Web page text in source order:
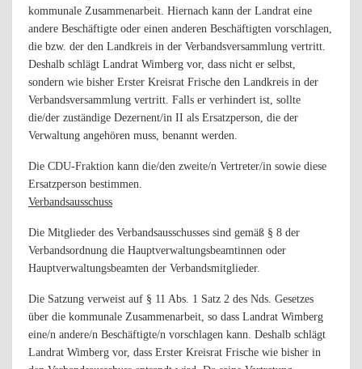
kommunale Zusammenarbeit. Hiernach kann der Landrat eine
andere Beschäftigte oder einen anderen Beschäftigten vorschlagen,
die bzw. der den Landkreis in der Verbandsversammlung vertritt.
Deshalb schlägt Landrat Wimberg vor, dass nicht er selbst,
sondern wie bisher Erster Kreisrat Frische den Landkreis in der
Verbandsversammlung vertritt. Falls er verhindert ist, sollte
die/der zuständige Dezernent/in II als Ersatzperson, die der
Verwaltung angehören muss, benannt werden.
Die CDU-Fraktion kann die/den zweite/n Vertreter/in sowie diese
Ersatzperson bestimmen.
Verbandsausschuss
Die Mitglieder des Verbandsausschusses sind gemäß § 8 der
Verbandsordnung die Hauptverwaltungsbeamtinnen oder
Hauptverwaltungsbeamten der Verbandsmitglieder.
Die Satzung verweist auf § 11 Abs. 1 Satz 2 des Nds. Gesetzes
über die kommunale Zusammenarbeit, so dass Landrat Wimberg
eine/n andere/n Beschäftigte/n vorschlagen kann. Deshalb schlägt
Landrat Wimberg vor, dass Erster Kreisrat Frische wie bisher in